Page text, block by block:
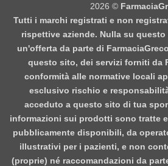
2026 ©
Tutti i marchi registrati e non
rispettive aziende. Nulla su
un'offerta da parte di
questo sito, dei servizi forniti da
conformità alle normative locali
esclusivo rischio e
acceduto a questo sito di tua
informazioni sui prodotti sono tratte
pubblicamente disponibili, da
illustrativi per i pazienti, e non
(proprie) né raccomandazioni da